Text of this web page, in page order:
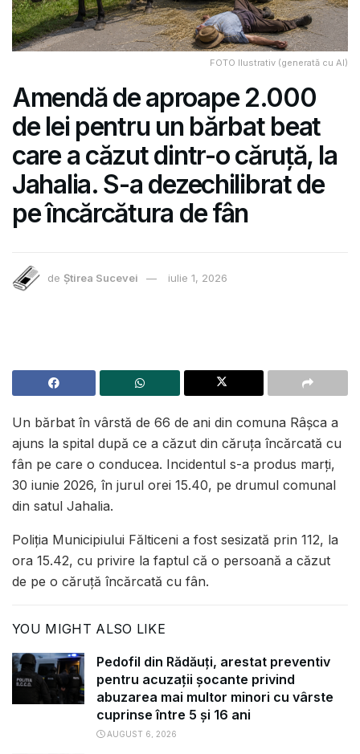
FOTO Ilustrativ (generată cu AI)
Amendă de aproape 2.000
de lei pentru un bărbat beat
care a căzut dintr-o căruță, la
Jahalia. S-a dezechilibrat de
pe încărcătura de fân
de Știrea Sucevei iulie 1, 2026
Un bărbat în vârstă de 66 de ani din comuna Râșca a
ajuns la spital după ce a căzut din căruța încărcată cu
fân pe care o conducea. Incidentul s-a produs marți,
30 iunie 2026, în jurul orei 15.40, pe drumul comunal
din satul Jahalia.
Poliția Municipiului Fălticeni a fost sesizată prin 112, la
ora 15.42, cu privire la faptul că o persoană a căzut
de pe o căruță încărcată cu fân.
YOU MIGHT ALSO LIKE
Pedofil din Rădăuți, arestat preventiv
pentru acuzații șocante privind
abuzarea mai multor minori cu vârste
cuprinse între 5 și 16 ani
AUGUST 6, 2026